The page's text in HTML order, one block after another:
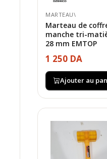
MARTEAU\
Marteau de
manche tri-
28 mm EMTOP
1 250 DA
Ajouter au